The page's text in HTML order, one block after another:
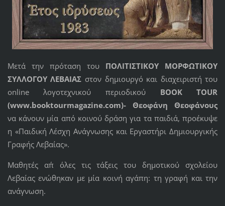
Μετά την πρόταση του ΠΟΛΙΤΙΣΤΙΚΟΥ ΜΟΡΦΩΤΙΚΟΥ
ΣΥΛΛΟΓΟΥ ΛΕΒΑΙΑΣ στον δημιουργό και διαχειριστή του
online λογοτεχνικού περιοδικού BOOKTOUR
(www.booktourmagazine.com)- Θεοφάνη Θεοφάνους
να κάνουν μία από κοινού δράση για τα παιδιά, προέκυψε
η «Παιδική Λέσχη Ανάγνωσης και Εργαστήρι Δημιουργικής
Γραφής Λεβαίας».
Μαθητές απ΄ όλες τις τάξεις του δημοτικού σχολείου
Λεβαίας ενώθηκαν με μία κοινή αγάπη: τη γραφή και την
ανάγνωση.